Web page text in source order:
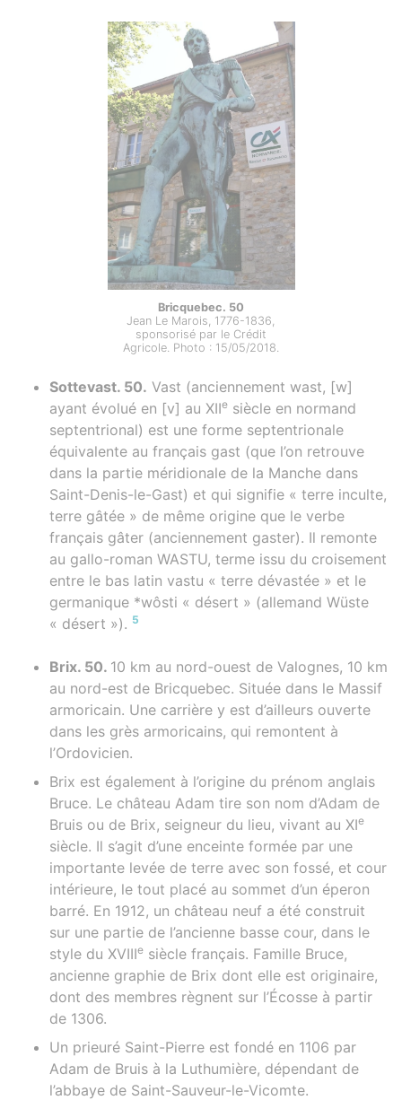
Bricquebec. 50
Jean Le Marois, 1776-1836,
sponsorisé par le Crédit
Agricole. Photo : 15/05/2018.
Sottevast. 50. Vast (anciennement wast, [w]
ayant évolué en [v] au XIIe siècle en normand
septentrional) est une forme septentrionale
équivalente au français gast (que l’on retrouve
dans la partie méridionale de la Manche dans
Saint-Denis-le-Gast) et qui signifie « terre inculte,
terre gâtée » de même origine que le verbe
français gâter (anciennement gaster). Il remonte
au gallo-roman WASTU, terme issu du croisement
entre le bas latin vastu « terre dévastée » et le
germanique *wôsti « désert » (allemand Wüste
« désert »). 5
Brix. 50. 10 km au nord-ouest de Valognes, 10 km
au nord-est de Bricquebec. Située dans le Massif
armoricain. Une carrière y est d’ailleurs ouverte
dans les grès armoricains, qui remontent à
l’Ordovicien.
Brix est également à l’origine du prénom anglais
Bruce. Le château Adam tire son nom d’Adam de
Bruis ou de Brix, seigneur du lieu, vivant au XIe
siècle. Il s’agit d’une enceinte formée par une
importante levée de terre avec son fossé, et cour
intérieure, le tout placé au sommet d’un éperon
barré. En 1912, un château neuf a été construit
sur une partie de l’ancienne basse cour, dans le
style du XVIIIe siècle français. Famille Bruce,
ancienne graphie de Brix dont elle est originaire,
dont des membres règnent sur l’Écosse à partir
de 1306.
Un prieuré Saint-Pierre est fondé en 1106 par
Adam de Bruis à la Luthumière, dépendant de
l’abbaye de Saint-Sauveur-le-Vicomte.